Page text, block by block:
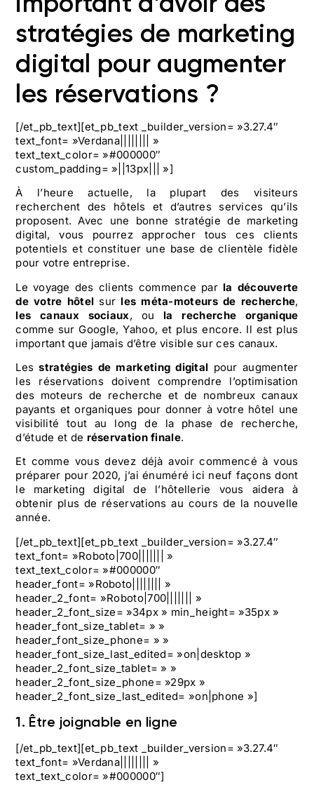
stratégies de marketing
digital pour augmenter
les réservations ?
[/et_pb_text][et_pb_text _builder_version= »3.27.4″
text_font= »Verdana|||||||| »
text_text_color= »#000000″
custom_padding= »||13px||| »]
À l’heure actuelle, la plupart des visiteurs
recherchent des hôtels et d’autres services qu’ils
proposent. Avec une bonne stratégie de marketing
digital, vous pourrez approcher tous ces clients
potentiels et constituer une base de clientèle fidèle
pour votre entreprise.
Le voyage des clients commence par la découverte
de votre hôtel sur les méta-moteurs de recherche,
les canaux sociaux, ou la recherche organique
comme sur Google, Yahoo, et plus encore. Il est plus
important que jamais d’être visible sur ces canaux.
Lesstratégies de marketing digital pour augmenter
les réservations doivent comprendre l’optimisation
des moteurs de recherche et de nombreux canaux
payants et organiques pour donner à votre hôtel une
visibilité tout au long de la phase de recherche,
d’étude et de réservation finale.
Et comme vous devez déjà avoir commencé à vous
préparer pour 2020, j’ai énuméré ici neuf façons dont
le marketing digital de l’hôtellerie vous aidera à
obtenir plus de réservations au cours de la nouvelle
année.
[/et_pb_text][et_pb_text _builder_version= »3.27.4″
text_font= »Roboto|700||||||| »
text_text_color= »#000000″
header_font= »Roboto|||||||| »
header_2_font= »Roboto|700||||||| »
header_2_font_size= »34px » min_height= »35px »
header_font_size_tablet= » »
header_font_size_phone= » »
header_font_size_last_edited= »on|desktop »
header_2_font_size_tablet= » »
header_2_font_size_phone= »29px »
header_2_font_size_last_edited= »on|phone »]
1. Être joignable en ligne
[/et_pb_text][et_pb_text _builder_version= »3.27.4″
text_font= »Verdana|||||||| »
text_text_color= »#000000″]